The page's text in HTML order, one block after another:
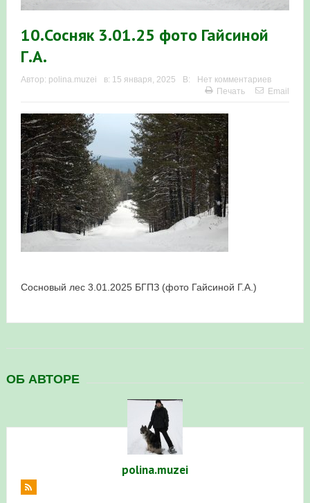
численности птиц в европейской части России»
«Весенняя перекличка-2026» — 11-20 мая 2026
Мониторинг орнитофауны на постоянных маршрутах
в Республике Башкортостан в 2026 году
10.Сосняк 3.01.25 фото Гайсиной
Г.А.
Автор: polina.muzei в: 15 января, 2025 В:
Нет комментариев
Печать
Email
Сосновый лес 3.01.2025 БГПЗ (фото Гайсиной Г.А.)
ОБ АВТОРЕ
polina.muzei